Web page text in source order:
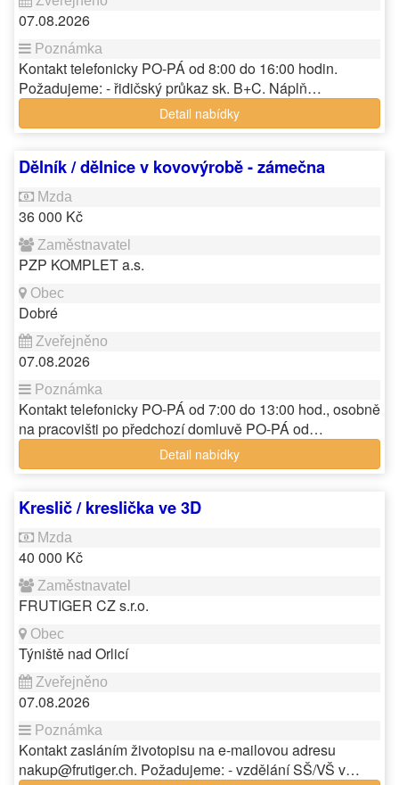
07.08.2026
Kontakt telefonicky PO-PÁ od 8:00 do 16:00 hodin.
Požadujeme: - řidičský průkaz sk. B+C. Náplň…
Detail nabídky
Dělník / dělnice v kovovýrobě - zámečna
36 000 Kč
PZP KOMPLET a.s.
Dobré
07.08.2026
Kontakt telefonicky PO-PÁ od 7:00 do 13:00 hod., osobně
na pracovišti po předchozí domluvě PO-PÁ od…
Detail nabídky
Kreslič / kreslička ve 3D
40 000 Kč
FRUTIGER CZ s.r.o.
Týniště nad Orlicí
07.08.2026
Kontakt zasláním životopisu na e-mailovou adresu
nakup@frutiger.ch. Požadujeme: - vzdělání SŠ/VŠ v…